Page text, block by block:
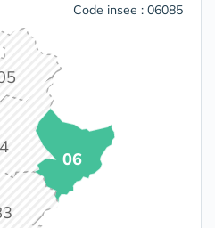
Code insee : 06085
06